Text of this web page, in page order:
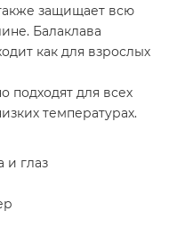
защищает всю
Балаклава
как для взрослых
подходят для всех
температурах.
и глаз